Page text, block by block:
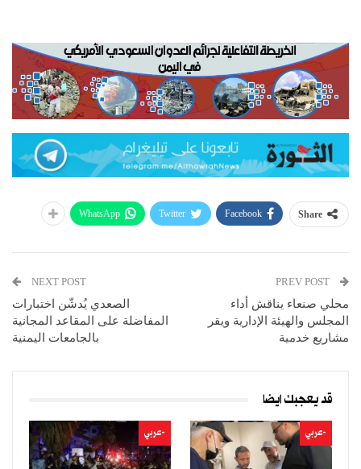
Share
Facebook
Twitter
WhatsApp
محلي صنعاء يناقش أداء
المجلس والهيئة الإدارية ويقر
مشاريع خدمية
NEXT POST
الصعدي يُدشّن اختبارات
المفاضلة على المقاعد المجانية
بالجامعات اليمنية
قد يعجبك ايضا
-عربي -عربي